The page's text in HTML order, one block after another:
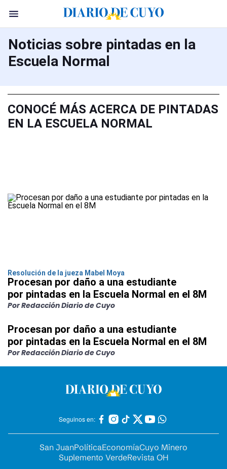
Noticias sobre pintadas en la
Escuela Normal
CONOCÉ MÁS ACERCA DE PINTADAS
EN LA ESCUELA NORMAL
Resolución de la jueza Mabel Moya
Procesan por daño a una estudiante
por pintadas en la Escuela Normal en el 8M
Por Redacción Diario de Cuyo
Procesan por daño a una estudiante
por pintadas en la Escuela Normal en el 8M
Por Redacción Diario de Cuyo
Seguinos en:
San JuanPolíticaEconomíaCuyo Minero
Suplemento VerdeRevista OH